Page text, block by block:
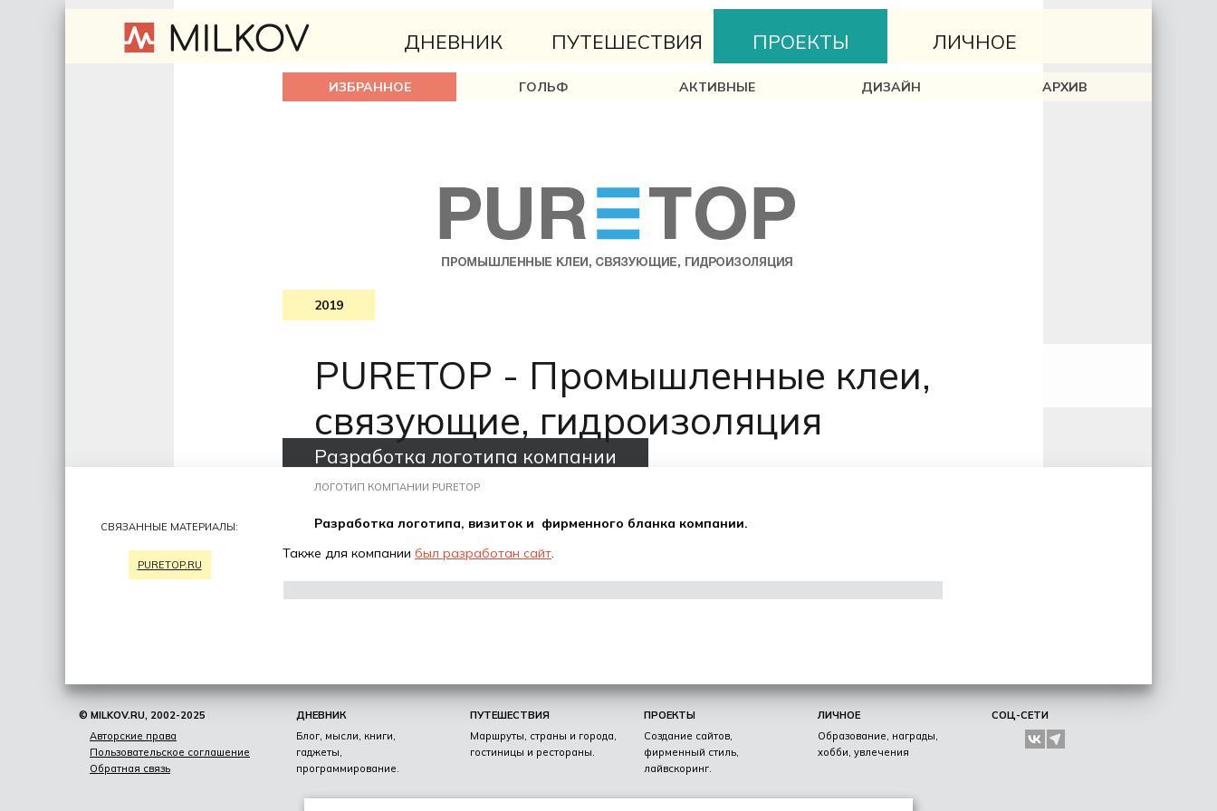
ДНЕВНИК ПУТЕШЕСТВИЯ ПРОЕКТЫ
ИЗБРАННОЕ ГОЛЬФ АКТИВНЫЕ ДИЗАЙН АРХИВ
ЛИЧНОЕ
2019
PURETOP - Промышленные клеи,
связующие, гидроизоляция
Разработка логотипа компании
ЛОГОТИП КОМПАНИИ PURETOP
СВЯЗАННЫЕ МАТЕРИАЛЫ:
PURETOP.RU
Разработка логотипа, визиток и фирменного бланка компании.
Также для компании был разработан сайт.
© MILKOV.RU, 2002-2025
Авторские права
Пользовательское соглашение
Обратная связь
ДНЕВНИК
Блог, мысли, книги,
гаджеты,
программирование.
ПУТЕШЕСТВИЯ
Маршруты, страны и города,
гостиницы и рестораны.
ПРОЕКТЫ
Создание сайтов,
фирменный стиль,
лайвскоринг.
ЛИЧНОЕ
Образование, награды,
хобби, увлечения
СОЦ-СЕТИ